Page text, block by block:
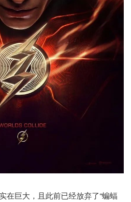
在巨大，且此前已经放弃了“蝙蝠